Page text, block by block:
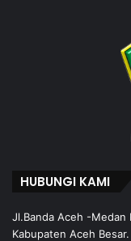
HUBUNGI KAMI
Jl.Banda Aceh -Medan
Kabupaten Aceh